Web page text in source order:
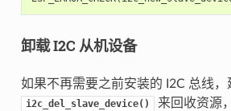
卸载 I2C 从机设备
如果不再需要之前安装的 I2C 总线，
i2c_del_slave_device() 来回收资源